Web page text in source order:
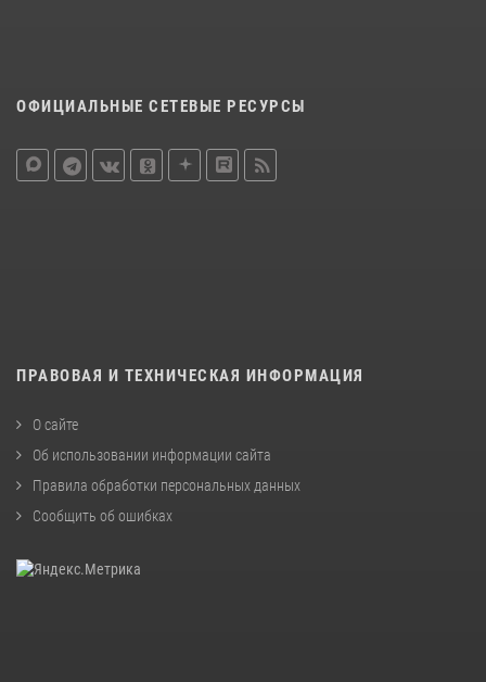
ОФИЦИАЛЬНЫЕ СЕТЕВЫЕ РЕСУРСЫ
ПРАВОВАЯ И ТЕХНИЧЕСКАЯ ИНФОРМАЦИЯ
О сайте
Об использовании информации сайта
Правила обработки персональных данных
Сообщить об ошибках